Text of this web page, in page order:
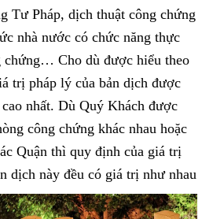
Tư Pháp, dịch thuật công chứng
nhà nước có chức năng thực
chứng… Cho dù được hiểu theo
trị pháp lý của bản dịch được
nhất. Dù Quý Khách được
công chứng khác nhau hoặc
Quận thì quy định của giá trị
dịch này đều có giá trị như nhau